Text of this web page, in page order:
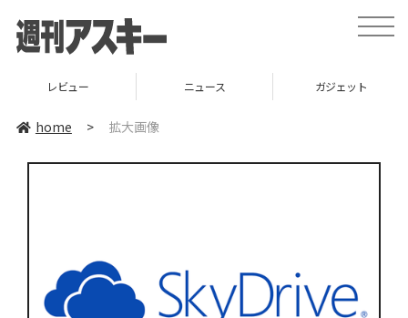
toggle
レビュー ニュース ガジェット
home > 拡大画像